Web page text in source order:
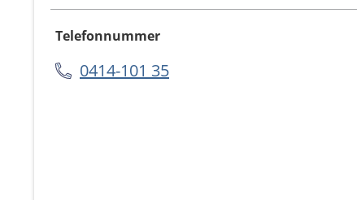
Telefonnummer
0414-101 35